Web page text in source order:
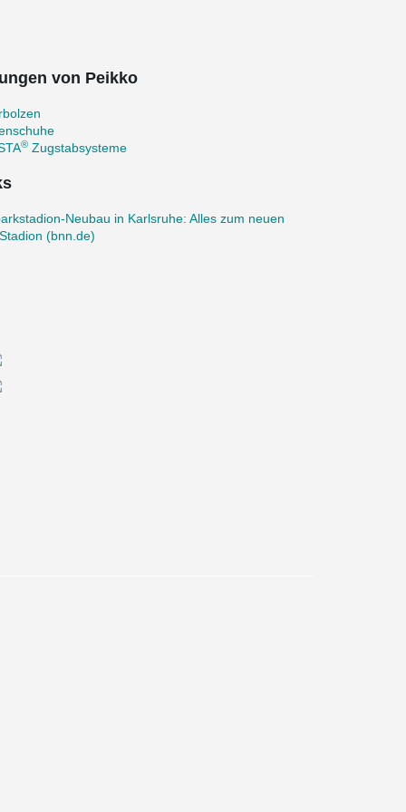
von Peikko
® Zugstabsysteme
Neubau in Karlsruhe: Alles zum neuen
(bnn.de)